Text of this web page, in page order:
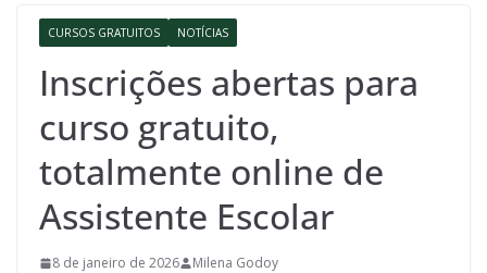
CURSOS GRATUITOS NOTÍCIAS
Inscrições abertas para
curso gratuito,
totalmente online de
Assistente Escolar
8 de janeiro de 2026 Milena Godoy